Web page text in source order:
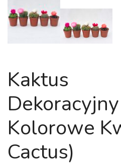
Kaktus
Kolorowe
Cactus)